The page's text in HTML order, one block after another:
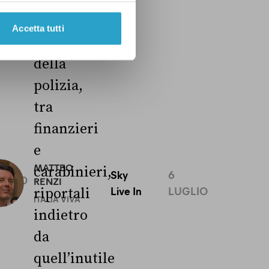
Accetta tutti
MATTEO
RENZI
ITALIA VIVA
600 tra
agenti
della
polizia,
tra
finanzieri
e
carabinieri,
riportali
indietro
da
quell’inutile
Sky
Live In
6
LUGLIO